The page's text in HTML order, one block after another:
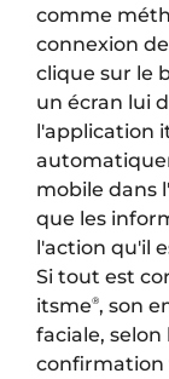
comme
connexion
clique sur le
un écran lui
l'application
mobile dans
que les
l'action qu'il
Si tout est
itsme®, son
faciale,
confirmation